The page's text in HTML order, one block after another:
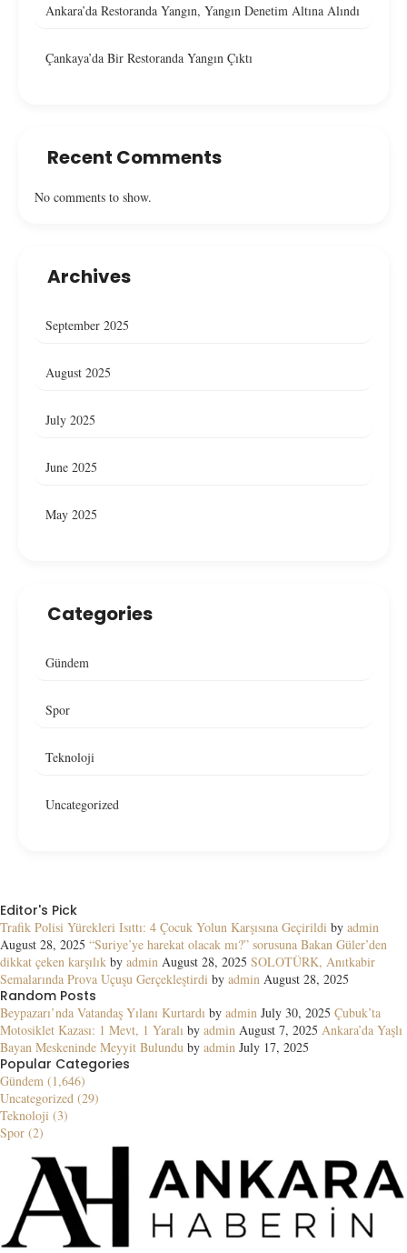
Ankara’da Restoranda Yangın, Yangın Denetim Altına Alındı
Çankaya’da Bir Restoranda Yangın Çıktı
Recent Comments
No comments to show.
Archives
September 2025
August 2025
July 2025
June 2025
May 2025
Categories
Gündem
Spor
Teknoloji
Uncategorized
Editor's Pick
Trafik Polisi Yürekleri Isıttı: 4 Çocuk Yolun Karşısına Geçirildi by admin
August 28, 2025 “Suriye’ye harekat olacak mı?” sorusuna Bakan Güler’den
dikkat çeken karşılık by admin August 28, 2025 SOLOTÜRK, Anıtkabir
Semalarında Prova Uçuşu Gerçekleştirdi by admin August 28, 2025
Random Posts
Beypazarı’nda Vatandaş Yılanı Kurtardı by admin July 30, 2025 Çubuk’ta
Motosiklet Kazası: 1 Mevt, 1 Yaralı by admin August 7, 2025 Ankara’da Yaşlı
Bayan Meskeninde Meyyit Bulundu by admin July 17, 2025
Popular Categories
Gündem (1,646)
Uncategorized (29)
Teknoloji (3)
Spor (2)